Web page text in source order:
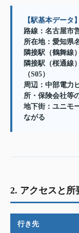
【駅基本データ】
路線：名古屋市
所在地：愛知県
隣接駅（鶴舞線
隣接駅（桜通線
（S05）
周辺：中部電力
所・保険会社等
地下街：ユニモ
ながる
2. アクセスと所
行き先